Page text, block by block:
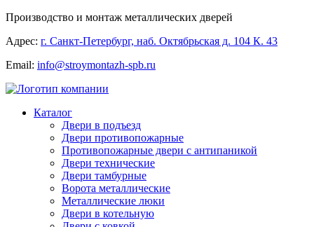
Производство и монтаж металлических дверей
Адрес: г. Санкт-Петербург, наб. Октябрьская д. 104 К. 43
Email: info@stroymontazh-spb.ru
Каталог
Двери в подъезд
Двери противопожарные
Противопожарные двери с антипаникой
Двери технические
Двери тамбурные
Ворота металлические
Металлические люки
Двери в котельную